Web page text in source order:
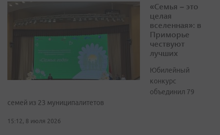
«Семья – это
целая
вселенная»: в
Приморье
чествуют
лучших
Юбилейный
конкурс
объединил 79
семей из 23 муниципалитетов
15:12, 8 июля 2026